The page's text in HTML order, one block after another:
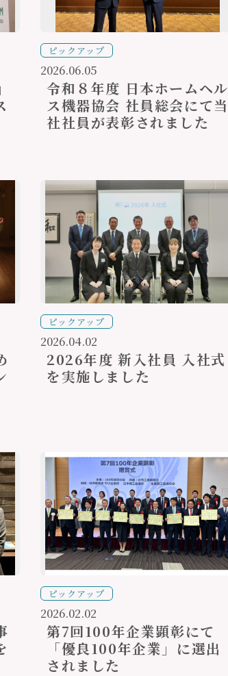
ピックアップ
2026.06.05
令和８年度 日本ホームヘル
ス機器協会 社員総会にて当
社社員が表彰されました
ピックアップ
2026.04.02
2026年度 新入社員 入社式
を実施しました
ピックアップ
2026.02.02
第7回100年企業顕彰にて
「優良100年企業」に選出
されました